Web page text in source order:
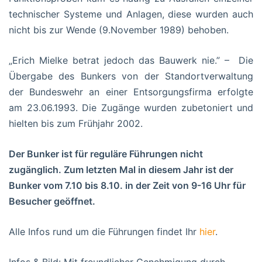
technischer Systeme und Anlagen, diese wurden auch
nicht bis zur Wende (9.November 1989) behoben.
„Erich Mielke betrat jedoch das Bauwerk nie.” – Die
Übergabe des Bunkers von der Standortverwaltung
der Bundeswehr an einer Entsorgungsfirma erfolgte
am 23.06.1993. Die Zugänge wurden zubetoniert und
hielten bis zum Frühjahr 2002.
Der Bunker ist für reguläre Führungen nicht
zugänglich. Zum letzten Mal in diesem Jahr ist der
Bunker vom 7.10 bis 8.10. in der Zeit von 9-16 Uhr für
Besucher geöffnet.
Alle Infos rund um die Führungen findet Ihr hier.